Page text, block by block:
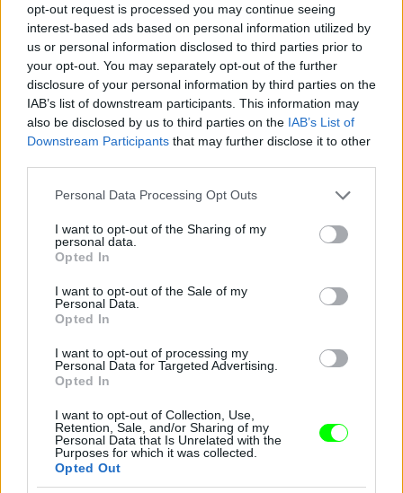
opt-out request is processed you may continue seeing
interest-based ads based on personal information utilized by
us or personal information disclosed to third parties prior to
your opt-out. You may separately opt-out of the further
disclosure of your personal information by third parties on the
IAB’s list of downstream participants. This information may
also be disclosed by us to third parties on the IAB’s List of
Downstream Participants that may further disclose it to other
Please note that this website/app uses one or more Google
not limited to your visit or usage behaviour. You may click to
grant or deny consent to Google and its third-party tags to
use your data for below specified purposes in below Google
consent section.
Personal Data Processing Opt Outs
I want to opt-out of the Sharing of my
personal data.
Opted In
I want to opt-out of the Sale of my
Personal Data.
Opted In
I want to opt-out of processing my
Personal Data for Targeted Advertising.
Opted In
I want to opt-out of Collection, Use,
Retention, Sale, and/or Sharing of my
Personal Data that Is Unrelated with the
Purposes for which it was collected.
Opted Out
Jön még kép!